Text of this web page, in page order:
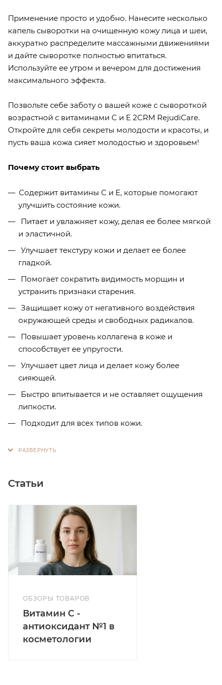
Применение просто и удобно. Нанесите несколько
капель сыворотки на очищенную кожу лица и шеи,
аккуратно распределите массажными движениями
и дайте сыворотке полностью впитаться.
Используйте ее утром и вечером для достижения
максимального эффекта.
Позвольте себе заботу о вашей коже с сывороткой
возрастной с витаминами С и Е 2CRM RejudiCare.
Откройте для себя секреты молодости и красоты, и
пусть ваша кожа сияет молодостью и здоровьем!
Почему стоит выбрать
Содержит витамины С и Е, которые помогают
улучшить состояние кожи.
Питает и увлажняет кожу, делая ее более мягкой
и эластичной.
Улучшает текстуру кожи и делает ее более
гладкой.
Помогает сократить видимость морщин и
устранить признаки старения.
Защищает кожу от негативного воздействия
окружающей среды и свободных радикалов.
Повышает уровень коллагена в коже и
способствует ее упругости.
Улучшает цвет лица и делает кожу более
сияющей.
Быстро впитывается и не оставляет ощущения
липкости.
Подходит для всех типов кожи.
Статьи
ОБЗОРЫ ТОВАРОВ
Витамин C -
антиоксидант №1 в
косметологии